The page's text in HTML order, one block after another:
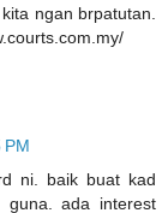
ngan brpatutan.
PM
ni. baik buat kad
guna. ada interest